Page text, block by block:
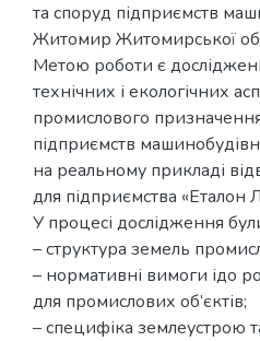
та споруд підприємств
Житомир Житомирської
Метою роботи є
технічних і екологічних
промислового
підприємств
на реальному прикладі
для підприємства «Еталон
У процесі дослідження
– структура земель
– нормативні вимоги ідо
для промислових об’єктів;
– специфіка землеустрою